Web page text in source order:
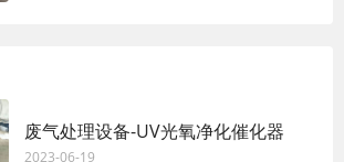
废气处理设备-UV光氧净化催化器
2023-06-19